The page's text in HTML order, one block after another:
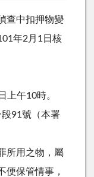
查中扣押物變
年2月1日核
上午10時。
91號（本署
所用之物，屬
便保管情事，